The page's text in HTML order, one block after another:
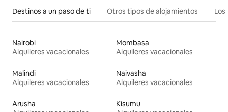
Destinos a un paso de ti Otros tipos de alojamientos
Nairobi
Alquileres vacacionales
Mombasa
Alquileres vacacionales
Malindi
Alquileres vacacionales
Naivasha
Alquileres vacacionales
Arusha
Kisumu